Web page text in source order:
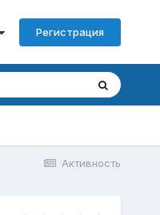
Регистрация
Активность